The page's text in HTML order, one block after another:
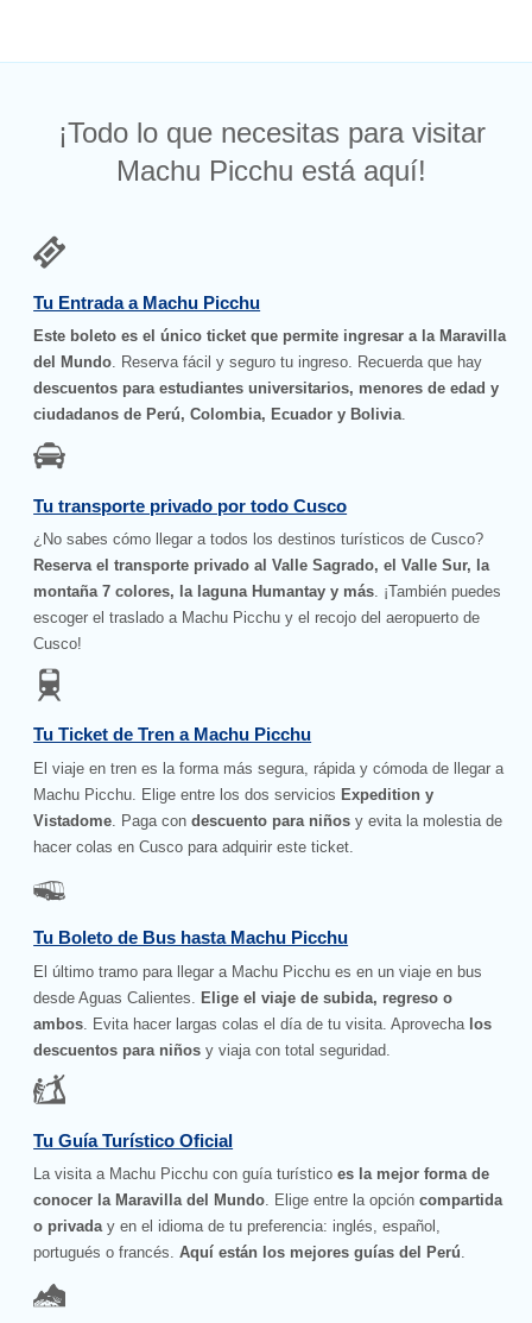
¡Todo lo que necesitas para visitar
Machu Picchu está aquí!
Tu Entrada a Machu Picchu
Este boleto es el único ticket que permite ingresar a la Maravilla
del Mundo. Reserva fácil y seguro tu ingreso. Recuerda que hay
descuentos para estudiantes universitarios, menores de edad y
ciudadanos de Perú, Colombia, Ecuador y Bolivia.
Tu transporte privado por todo Cusco
¿No sabes cómo llegar a todos los destinos turísticos de Cusco?
Reserva el transporte privado al Valle Sagrado, el Valle Sur, la
montaña 7 colores, la laguna Humantay y más. ¡También puedes
escoger el traslado a Machu Picchu y el recojo del aeropuerto de
Cusco!
Tu Ticket de Tren a Machu Picchu
El viaje en tren es la forma más segura, rápida y cómoda de llegar a
Machu Picchu. Elige entre los dos servicios Expedition y
Vistadome . Paga condescuento para niños y evita la molestia de
hacer colas en Cusco para adquirir este ticket.
Tu Boleto de Bus hasta Machu Picchu
El último tramo para llegar a Machu Picchu es en un viaje en bus
desde Aguas Calientes. Elige el viaje de subida, regreso o
ambos . Evita hacer largas colas el día de tu visita. Aprovecha los
descuentos para niños y viaja con total seguridad.
Tu Guía Turístico Oficial
La visita a Machu Picchu con guía turístico es la mejor forma de
conocer la Maravilla del Mundo. Elige entre la opcióncompartida
o privaday en el idioma de tu preferencia: inglés, español,
portugués o francés.Aquí están los mejores guías del Perú.